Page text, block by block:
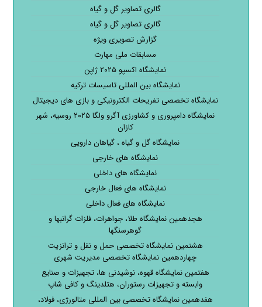
گالری تصاویر گل و گیاه
گالری تصاویر گل و گیاه
گزارش تصویری ویژه
مسابقات ملی مهارت
نمایشگاه اکسپو ۲۰۲۵ ژاپن
نمایشگاه بین المللی تاسیسات ترکیه
نمایشگاه تخصصی تفریحات الکترونیکی و بازی های دیجیتال
نمایشگاه دامپروری و کشاورزی آگرو ولگا ۲۰۲۵ روسیه، شهر
کازان
نمایشگاه گل و گیاه ، گیاهان دارویی
نمایشگاه های خارجی
نمایشگاه های داخلی
نمایشگاه های فعال خارجی
نمایشگاه های فعال داخلی
هجدهمین نمایشگاه طلا، جواهرات، فلزات گرانبها و
گوهرسنگها
هشتمین نمایشگاه تخصصی حمل و نقل و ترانزیت
چهاردهمین نمایشگاه تخصصی مدیریت شهری
هفتمین نمایشگاه قهوه، نوشیدنی ها، تجهیزات و صنایع
وابسته و تجهیزات رستوران، هتلدینگ و کافی شاپ
هفدهمین نمایشگاه تخصصی بین المللی متالورژی، فولاد،